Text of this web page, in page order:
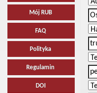
Mój RUB
FAQ
Polityka
Regulamin
DOI